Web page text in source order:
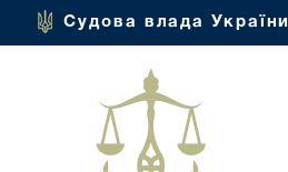
Судова влада України